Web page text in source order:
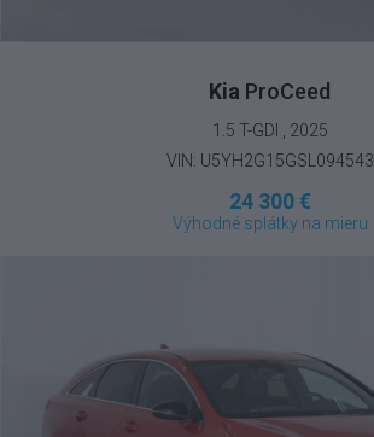
Kia ProCeed
1.5 T-GDI , 2025
VIN: U5YH2G15GSL094543
24 300 €
Výhodné splátky na mieru